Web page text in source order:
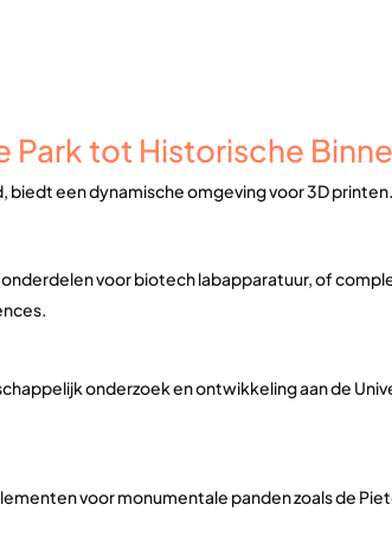
Park tot Historische
een dynamische omgeving voor 3D
voor biotech labapparatuur, of
onderzoek en ontwikkeling aan de
voor monumentale panden zoals de